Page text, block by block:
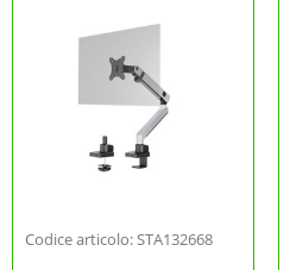
Codice articolo: STA132668